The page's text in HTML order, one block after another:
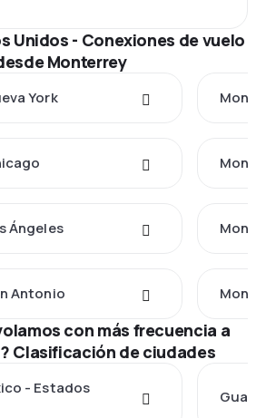
Unidos - Conexiones de vuelo
Monterrey
York
Ángeles
Antonio
con más frecuencia a
Clasificación de ciudades
- Estados